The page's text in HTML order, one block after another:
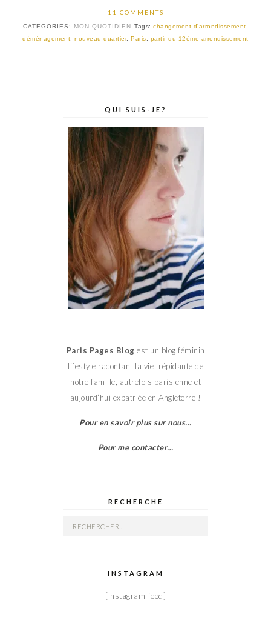
11 COMMENTS
CATEGORIES: MON QUOTIDIEN Tags: changement d'arrondissement
déménagement ,nouveau quartier,Paris partir du 12ème arrondissement
QUI SUIS-JE?
Paris Pages Blog est un blog féminin
lifestyle racontant la vie trépidante de
notre famille, autrefois parisienne et
aujourd’hui expatriée en Angleterre !
Pour en savoir plus sur nous…
Pour me contacter…
RECHERCHE
Rechercher :
INSTAGRAM
[instagram-feed]